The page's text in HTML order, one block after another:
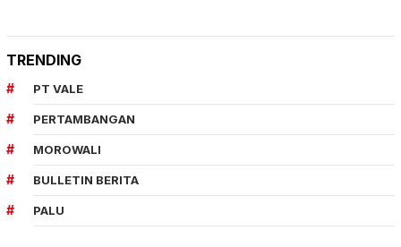
TRENDING
PT VALE
PERTAMBANGAN
MOROWALI
BULLETIN BERITA
PALU